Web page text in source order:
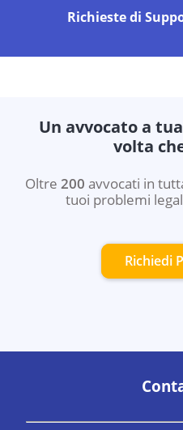
Richieste di
Un avvocato a
volta
Oltre 200 avvocati in
tuoi problemi
Richiedi